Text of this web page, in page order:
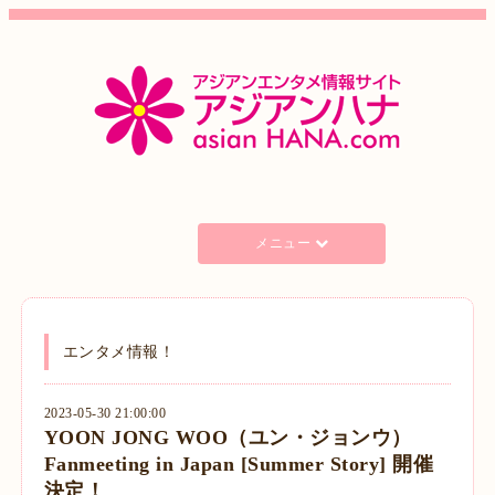
メニュー
エンタメ情報！
2023-05-30 21:00:00
YOON JONG WOO（ユン・ジョンウ）
Fanmeeting in Japan [Summer Story] 開催